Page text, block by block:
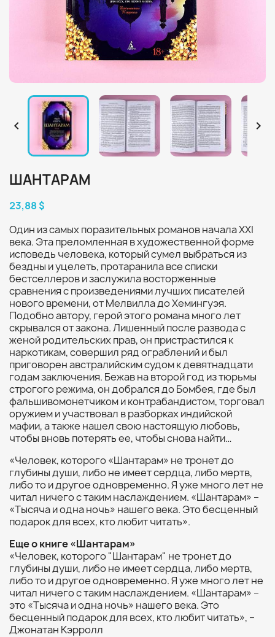
 
ШАНТАРАМ
23,88 $
Один из самых поразительных романов начала XXI
века. Эта преломленная в художественной форме
исповедь человека, который сумел выбраться из
бездны и уцелеть, протаранила все списки
бестселлеров и заслужила восторженные
сравнения с произведениями лучших писателей
нового времени, от Мелвилла до Хемингуэя.
Подобно автору, герой этого романа много лет
скрывался от закона. Лишенный после развода с
женой родительских прав, он пристрастился к
наркотикам, совершил ряд ограблений и был
приговорен австралийским судом к девятнадцати
годам заключения. Бежав на второй год из тюрьмы
строгого режима, он добрался до Бомбея, где был
фальшивомонетчиком и контрабандистом, торговал
оружием и участвовал в разборках индийской
мафии, а также нашел свою настоящую любовь,
чтобы вновь потерять ее, чтобы снова найти…
«Человек, которого «Шантарам» не тронет до
глубины души, либо не имеет сердца, либо мертв,
либо то и другое одновременно. Я уже много лет не
читал ничего с таким наслаждением. «Шантарам» –
«Тысяча и одна ночь» нашего века. Это бесценный
подарок для всех, кто любит читать».
Еще о книге «Шантарам»
«Человек, которого "Шантарам" не тронет до
глубины души, либо не имеет сердца, либо мертв,
либо то и другое одновременно. Я уже много лет не
читал ничего с таким наслаждением. «Шантарам» –
это «Тысяча и одна ночь» нашего века. Это
бесценный подарок для всех, кто любит читать», –
Джонатан Кэрролл